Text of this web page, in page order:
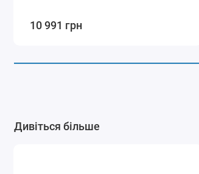
10 991 грн
Дивіться більше